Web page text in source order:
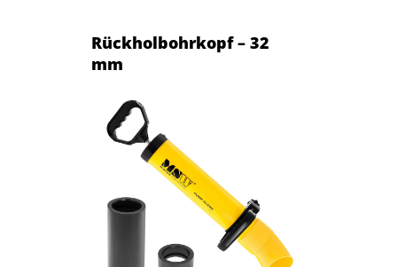
Rückholbohrkopf – 32
mm